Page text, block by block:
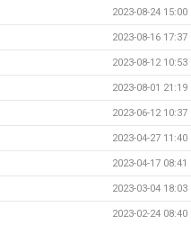
2023-08-24 15:00
2023-08-16 17:37
2023-08-12 10:53
2023-08-01 21:19
2023-06-12 10:37
2023-04-27 11:40
2023-04-17 08:41
2023-03-04 18:03
2023-02-24 08:40